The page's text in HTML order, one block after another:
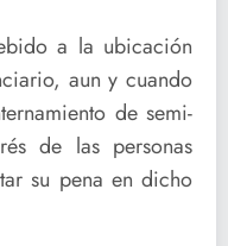
a la ubicación
aun y cuando
de semi-
de las personas
su pena en dicho